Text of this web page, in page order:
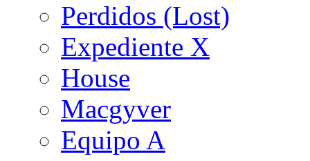
Perdidos (Lost)
Expediente X
House
Macgyver
Equipo A